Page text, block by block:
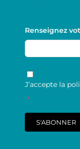
Renseignez
RGPD
J’accepte la
*
S'ABONNER